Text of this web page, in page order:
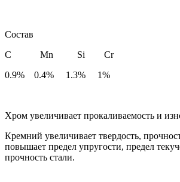
Состав
С Mn Si Cr
0.9% 0.4% 1.3% 1%
Хром увеличивает прокаливаемость и
Кремний увеличивает твердость,
повышает предел упругости, предел
прочность стали.